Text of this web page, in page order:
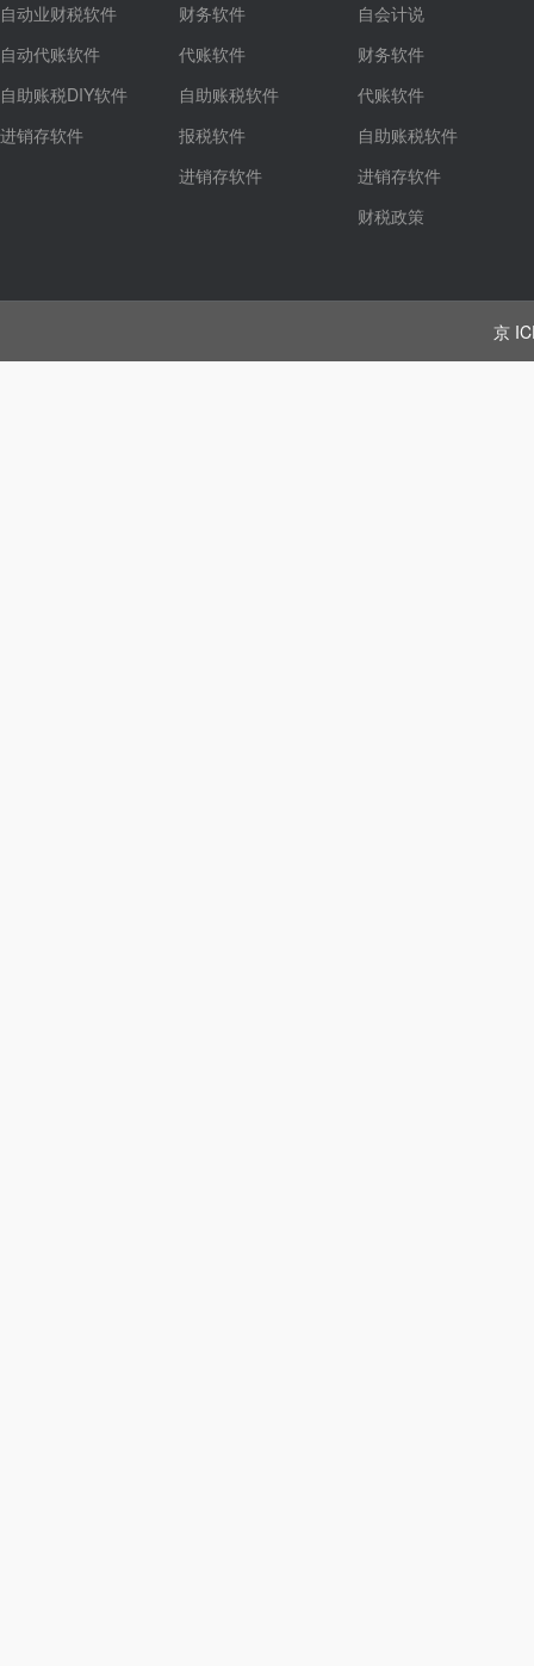
自动业财税软件
自动代账软件
自助账税DIY软件
进销存软件
财务软件
代账软件
自助账税软件
报税软件
进销存软件
自会计说
财务软件
代账软件
自助账税软件
进销存软件
财税政策
京